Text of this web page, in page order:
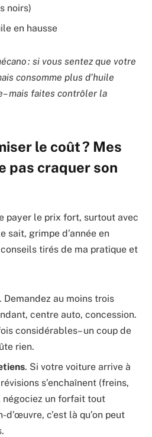
noirs)
en hausse
: si vous sentez que votre
consomme plus d’huile
– mais faites contrôler la
le coût ? Mes
pas craquer son
payer le prix fort, surtout avec
sait, grimpe d’année en
tirés de ma pratique et
. Demandez au moins trois
centre auto, concession.
considérables – un coup de
rien.
. Si votre voiture arrive à
s’enchaînent (freins,
un forfait tout
c’est là qu’on peut